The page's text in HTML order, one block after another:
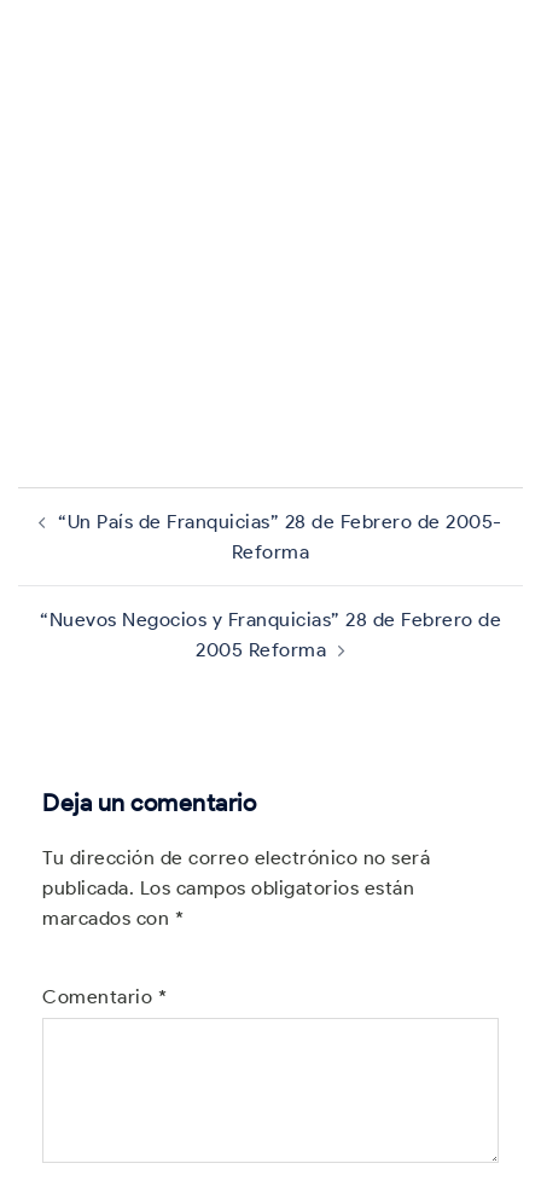
Navegación
de “Un País de Franquicias” 28 de Febrero de 2005-
Reforma
“Nuevos Negocios y Franquicias” 28 de Febrero de
2005 Reforma
Deja un comentario
Tu dirección de correo electrónico no será
publicada. Los campos obligatorios están
marcados con *
Comentario *